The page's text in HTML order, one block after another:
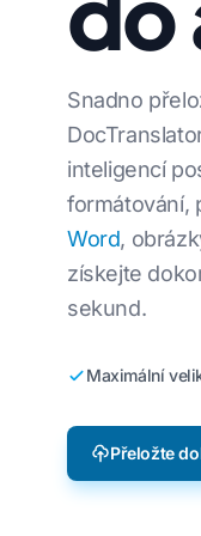
Lokalizace
e-learning
dokumenty do 120+
Snadno
inteligencí
formátování,
Word,
získejte
sekund.
Maximální
Přeložte